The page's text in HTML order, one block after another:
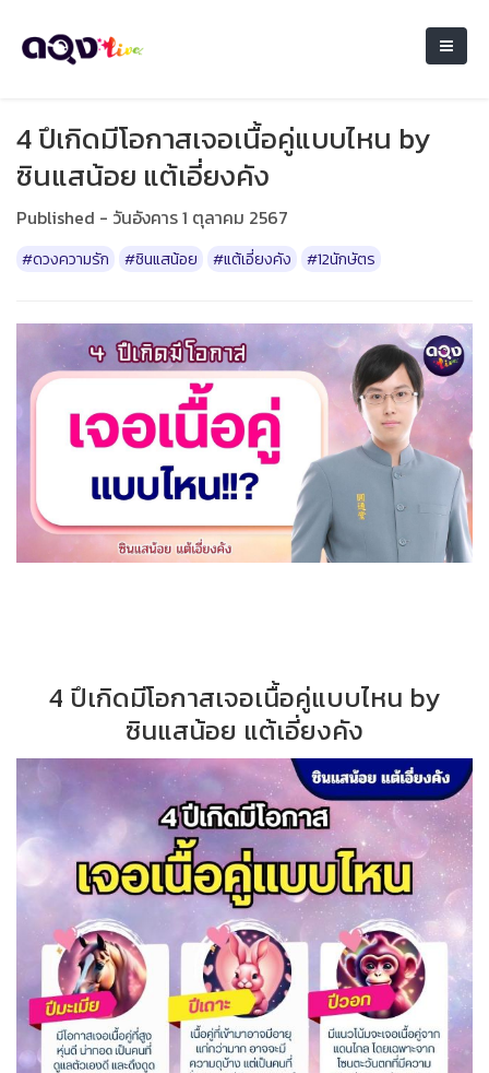
4 ปึเกิดมีโอกาสเจอเนื้อคู่แบบไหน by
ซินแสน้อย แต้เอี่ยงคัง
Published - วันอังคาร 1 ตุลาคม 2567
#ดวงความรัก #ซินแสน้อย #แต้เอี่ยงคัง #12นักษัตร
4 ปึเกิดมีโอกาสเจอเนื้อคู่แบบไหน by
ซินแสน้อย แต้เอี่ยงคัง